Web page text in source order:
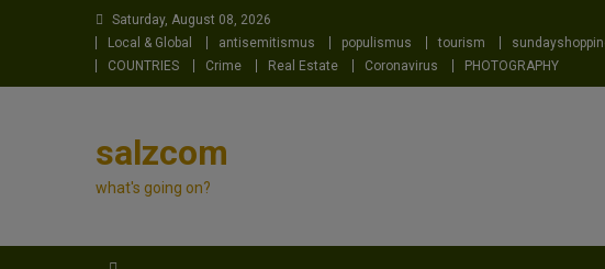
Saturday, August 08, 2026
Local & Global
antisemitismus populismus tourism
COUNTRIES
Crime Real Estate Coronavirus PHOTOGRAPHY
salzcom
what's going on?